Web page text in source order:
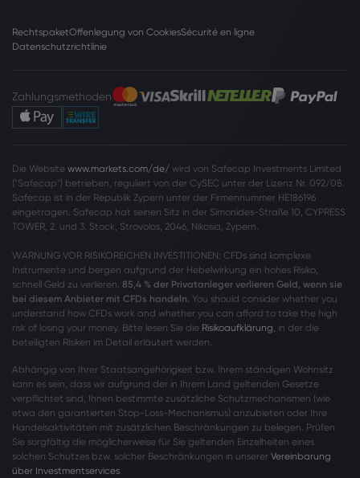
RechtspaketOffenlegung von CookiesSécurité en ligne
Datenschutzrichtlinie
Zahlungsmethoden
Die Website www.markets.com/de/ wird von Safecap Investments Limited
("Safecap") betrieben, reguliert von der CySEC unter der Lizenz Nr. 092/08.
Safecap ist in der Republik Zypern unter der Firmennummer HE186196
eingetragen. Safecap hat seinen Sitz in der Simonides-Straße 10, CYPRESS
TOWER, 2. und 3. Stock, Strovolos, 2046, Nikosia, Zypern.
WARNUNG VOR RISIKOREICHEN INVESTITIONEN: CFDs sind komplexe
Instrumente und bergen aufgrund der Hebelwirkung ein hohes Risiko,
schnell Geld zu verlieren. 85,4 % der Privatanleger verlieren Geld, wenn sie
bei diesem Anbieter mit CFDs handeln. You should consider whether you
understand how CFDs work and whether you can afford to take the high
risk of losing your money. Bitte lesen Sie die Risikoaufklärung, in der die
beteiligten Risiken im Detail erläutert werden.
Abhängig von Ihrer Staatsangehörigkeit bzw. Ihrem ständigen Wohnsitz
kann es sein, dass wir aufgrund der in Ihrem Land geltenden Gesetze
verpflichtet sind, Ihnen bestimmte zusätzliche Schutzmechanismen (wie
etwa den garantierten Stop-Loss-Mechanismus) anzubieten oder Ihre
Handelsaktivitäten mit zusätzlichen Beschränkungen zu belegen. Prüfen
Sie sorgfältig die möglicherweise für Sie geltenden Einzelheiten eines
solchen Schutzes bzw. solcher Beschränkungen in unserer Vereinbarung
über Investmentservices.